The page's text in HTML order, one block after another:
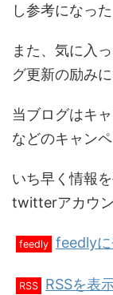
し参考になっ
また、気に入
グ更新の励みに
当ブログはキ
などのキャン
いち早く情報
twitterアカウン
feedly feedlyに
RSS RSSを表